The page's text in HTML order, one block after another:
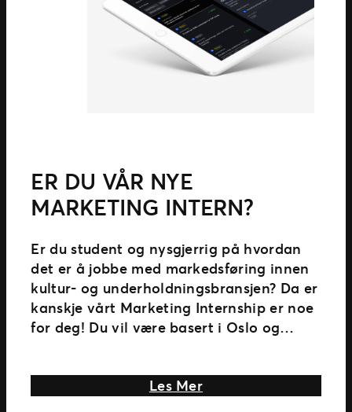
ER DU VÅR NYE
MARKETING INTERN?
Er du student og nysgjerrig på hvordan
det er å jobbe med markedsføring innen
kultur- og underholdningsbransjen? Da er
kanskje vårt Marketing Internship er noe
for deg! Du vil være basert i Oslo og
Les Merabout Er du vår nye